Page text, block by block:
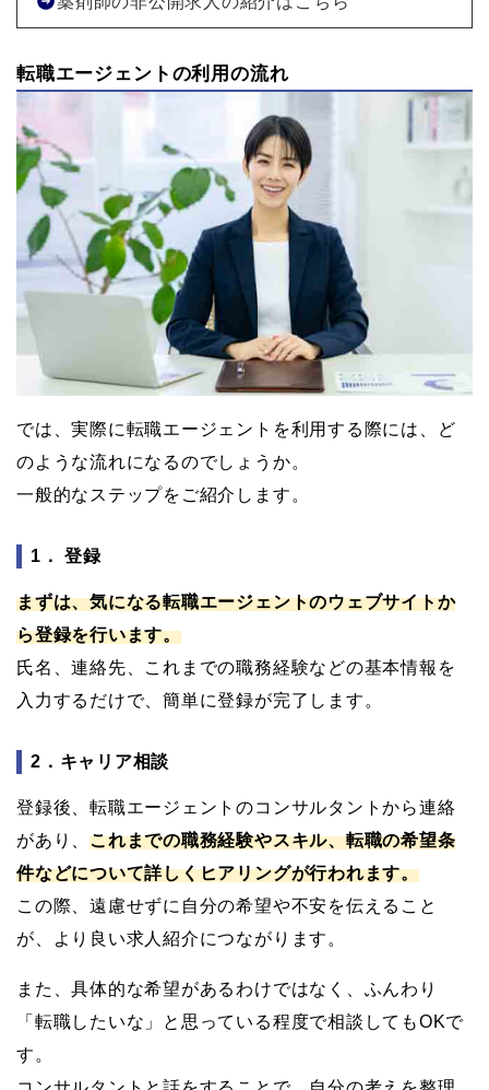
転職エージェントの利用の流れ
では、実際に転職エージェントを利用する際には、ど
のような流れになるのでしょうか。
一般的なステップをご紹介します。
1． 登録
まずは、気になる転職エージェントのウェブサイトか
ら登録を行います。
氏名、連絡先、これまでの職務経験などの基本情報を
入力するだけで、簡単に登録が完了します。
2．キャリア相談
登録後、転職エージェントのコンサルタントから連絡
があり、これまでの職務経験やスキル、転職の希望条
件などについて詳しくヒアリングが行われます。
この際、遠慮せずに自分の希望や不安を伝えること
が、より良い求人紹介につながります。
また、具体的な希望があるわけではなく、ふんわり
「転職したいな」と思っている程度で相談してもOKで
す。